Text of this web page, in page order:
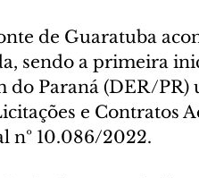
de Guaratuba
sendo a primeira
do Paraná (DER/
e Contratos
nº 10.086/2022.